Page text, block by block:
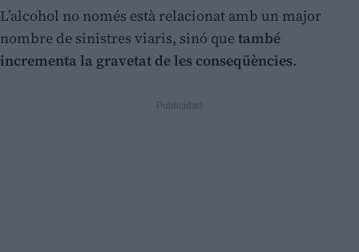
L’alcohol no només està relacionat amb un major
nombre de sinistres viaris, sinó quetambé
incrementa la gravetat de les conseqüències.